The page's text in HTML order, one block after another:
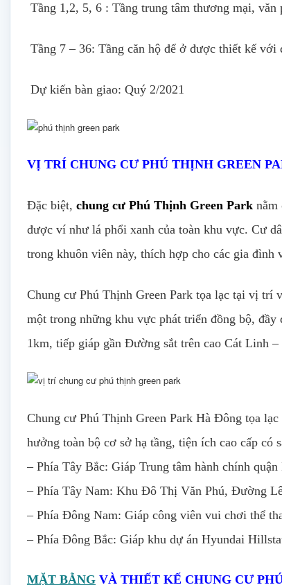
Tầng 1,2, 5, 6 : Tầng trung tâm thương mại, văn
Tầng 7 – 36: Tầng căn hộ để ở được thiết kế
Dự kiến bàn giao: Quý 2/2021
VỊ TRÍ CHUNG CƯ PHÚ THỊNH GREEN
Đặc biệt, chung cư Phú Thịnh Green Park nằm
được ví như lá phổi xanh của toàn khu vực. Cư
trong khuôn viên này, thích hợp cho các gia đình
Chung cư Phú Thịnh Green Park tọa lạc tại vị trí
một trong những khu vực phát triển đồng bộ,
1km, tiếp giáp gần Đường sắt trên cao Cát Linh
Chung cư Phú Thịnh Green Park Hà Đông tọa
hưởng toàn bộ cơ sở hạ tầng, tiện ích cao cấp có
– Phía Tây Bắc: Giáp Trung tâm hành chính
– Phía Tây Nam: Khu Đô Thị Văn Phú, Đường
– Phía Đông Nam: Giáp công viên vui chơi thể
– Phía Đông Bắc: Giáp khu dự án Hyundai
MẶT BẰNG VÀ THIẾT KẾ CHUNG CƯ